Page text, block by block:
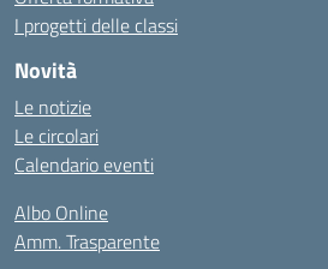
I progetti delle classi
Novità
Le notizie
Le circolari
Calendario eventi
Albo Online
Amm. Trasparente